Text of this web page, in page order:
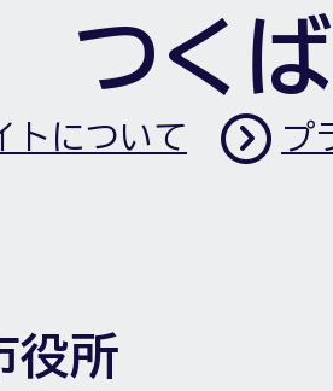
つく
トについて プ
役所